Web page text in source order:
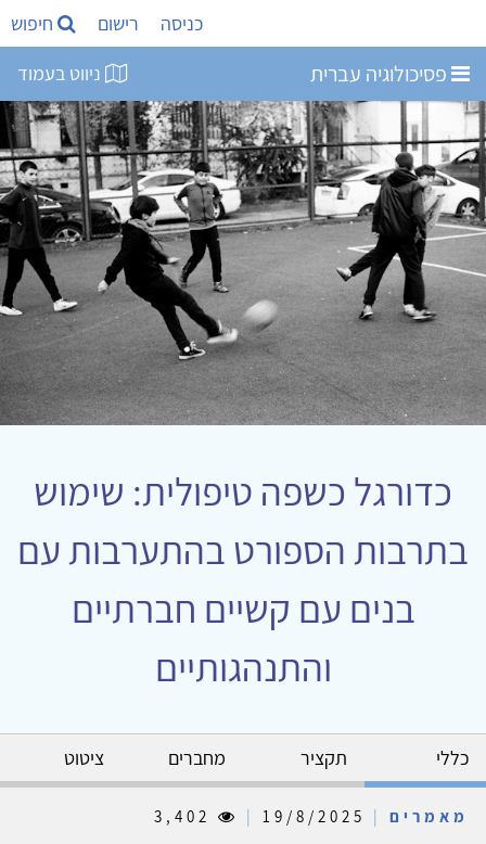
כניסה רישום חיפוש
פסיכולוגיה עברית ניווט בעמוד
כדורגל כשפה טיפולית: שימוש
בתרבות הספורט בהתערבות עם
בנים עם קשיים חברתיים
והתנהגותיים
כללי תקציר מחברים ציטוט
מאמרים |
|